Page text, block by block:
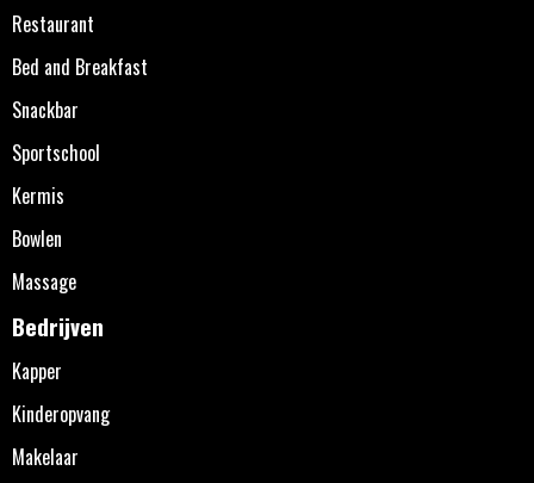
Restaurant
Bed and Breakfast
Snackbar
Sportschool
Kermis
Bowlen
Massage
Bedrijven
Kapper
Kinderopvang
Makelaar